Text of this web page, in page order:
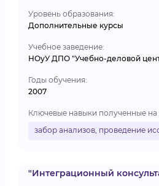
Уровень образования:
Дополнительные курсы
Учебное заведение:
НОуУ ДПО "Учебно-деловой
Годы обучения:
2007
Ключевые навыки полученные на
забор анализов, проведение
"Интеграционный